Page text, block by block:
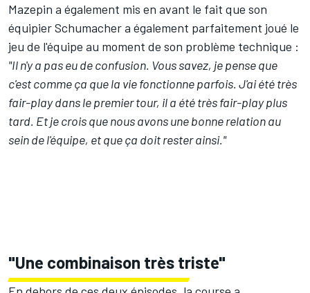
Mazepin a également mis en avant le fait que son
équipier Schumacher a également parfaitement joué le
jeu de l'équipe au moment de son problème technique :
"Il n'y a pas eu de confusion. Vous savez, je pense que
c'est comme ça que la vie fonctionne parfois. J'ai été très
fair-play dans le premier tour, il a été très fair-play plus
tard. Et je crois que nous avons une bonne relation au
sein de l'équipe, et que ça doit rester ainsi."
"Une combinaison très triste"